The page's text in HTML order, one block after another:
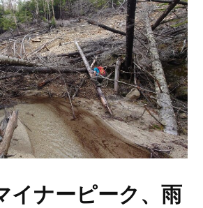
イナーピーク、雨